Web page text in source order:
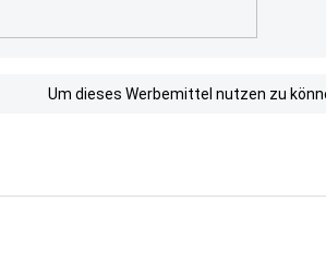
Um dieses Werbemittel nutzen zu